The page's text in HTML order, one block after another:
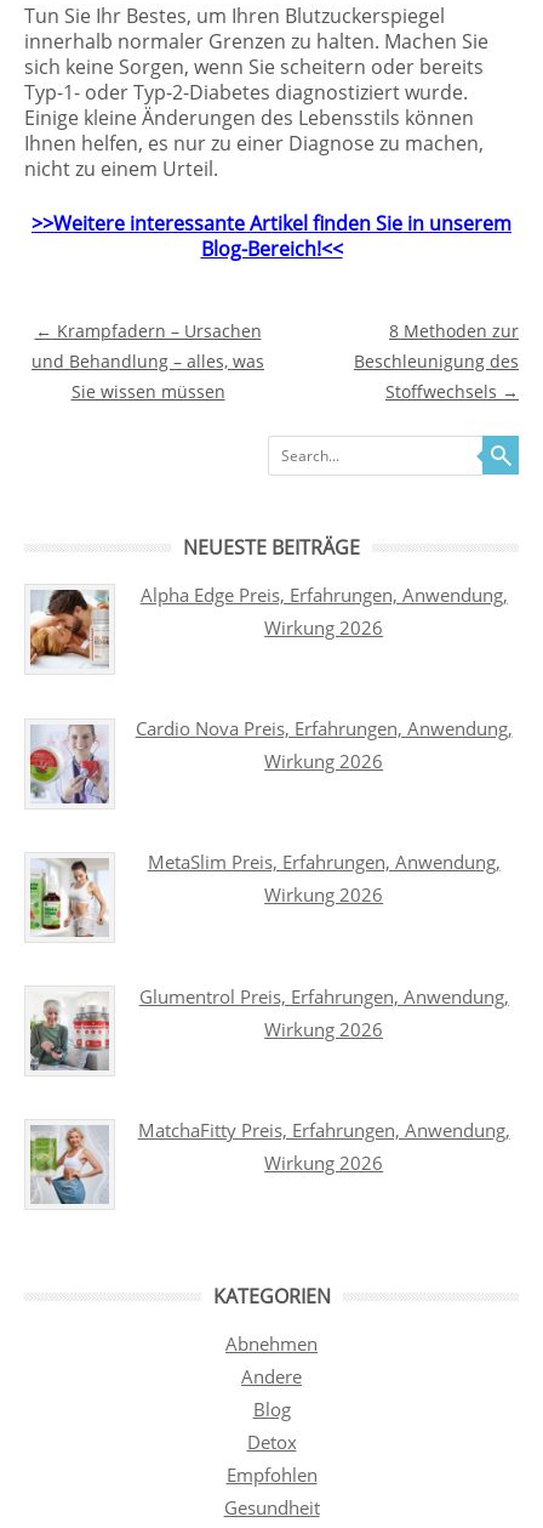
Tun Sie Ihr Bestes, um Ihren Blutzuckerspiegel
innerhalb normaler Grenzen zu halten. Machen Sie
sich keine Sorgen, wenn Sie scheitern oder bereits
Typ-1- oder Typ-2-Diabetes diagnostiziert wurde.
Einige kleine Änderungen des Lebensstils können
Ihnen helfen, es nur zu einer Diagnose zu machen,
nicht zu einem Urteil.
>>Weitere interessante Artikel finden Sie in unserem
Blog-Bereich!<<
Post navigation
← Krampfadern – Ursachen
und Behandlung – alles, was
Sie wissen müssen
8 Methoden zur
Beschleunigung des
Stoffwechsels →
Search
NEUESTE BEITRÄGE
Alpha Edge Preis, Erfahrungen, Anwendung,
Wirkung 2026
Cardio Nova Preis, Erfahrungen, Anwendung,
Wirkung 2026
MetaSlim Preis, Erfahrungen, Anwendung,
Wirkung 2026
Glumentrol Preis, Erfahrungen, Anwendung,
Wirkung 2026
MatchaFitty Preis, Erfahrungen, Anwendung,
Wirkung 2026
KATEGORIEN
Abnehmen
Andere
Blog
Detox
Empfohlen
Gesundheit